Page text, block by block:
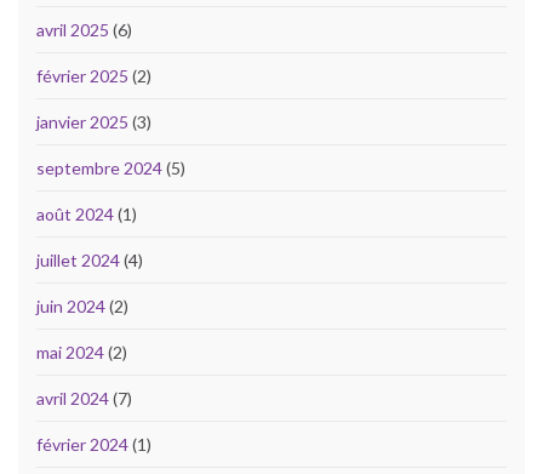
avril 2025 (6)
février 2025 (2)
janvier 2025 (3)
septembre 2024(5)
août 2024(1)
juillet 2024(4)
juin 2024(2)
mai 2024(2)
avril 2024(7)
février 2024(1)